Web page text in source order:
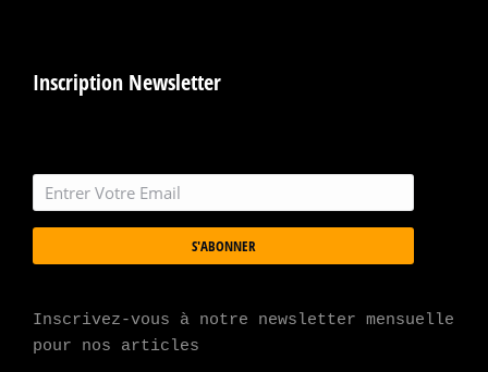
Inscription Newsletter
S'ABONNER
Inscrivez-vous à notre newsletter mensuelle
pour nos articles